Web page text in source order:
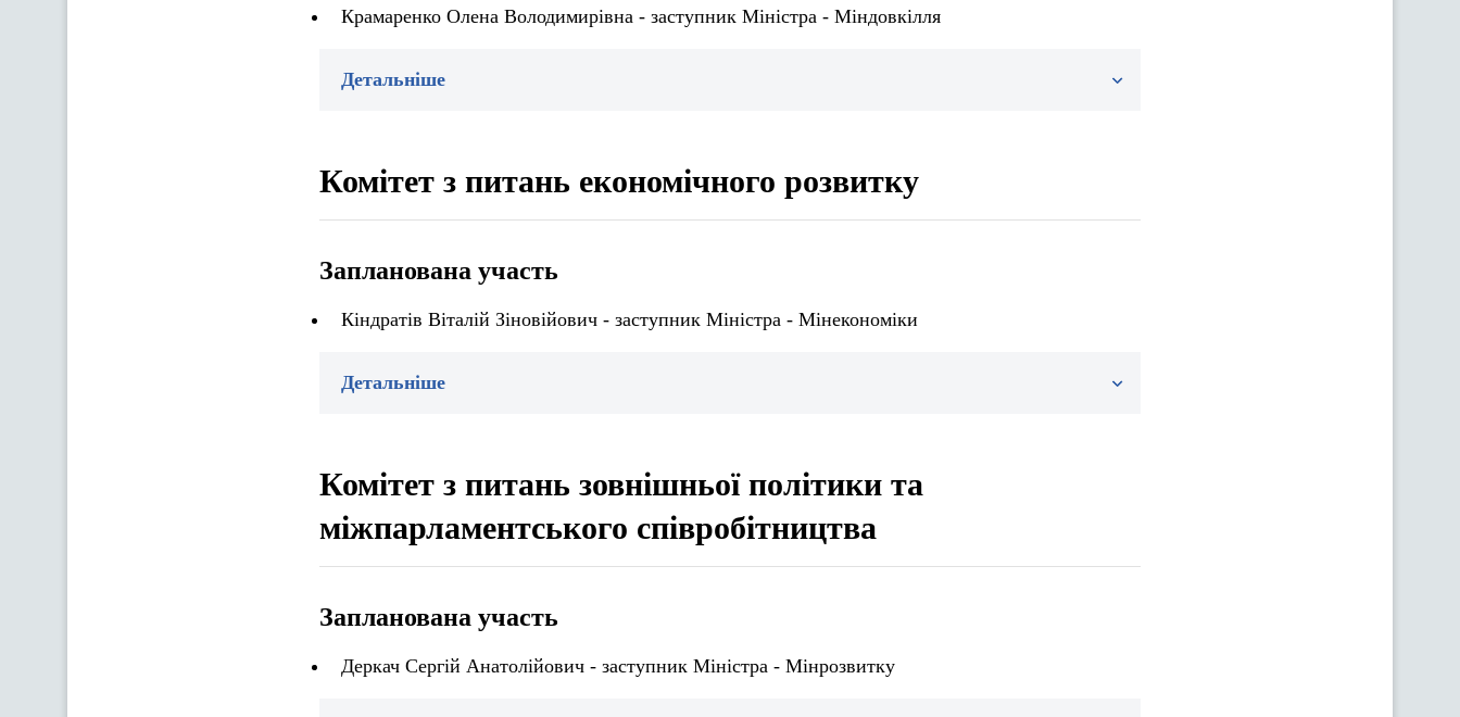
Крамаренко Олена Володимирівна - заступник Міністра - Міндовкілля
Детальніше
Комітет з питань економічного розвитку
Запланована участь
Кіндратів Віталій Зіновійович - заступник Міністра - Мінекономіки
Детальніше
Комітет з питань зовнішньої політики та
міжпарламентського співробітництва
Запланована участь
Деркач Сергій Анатолійович - заступник Міністра - Мінрозвитку